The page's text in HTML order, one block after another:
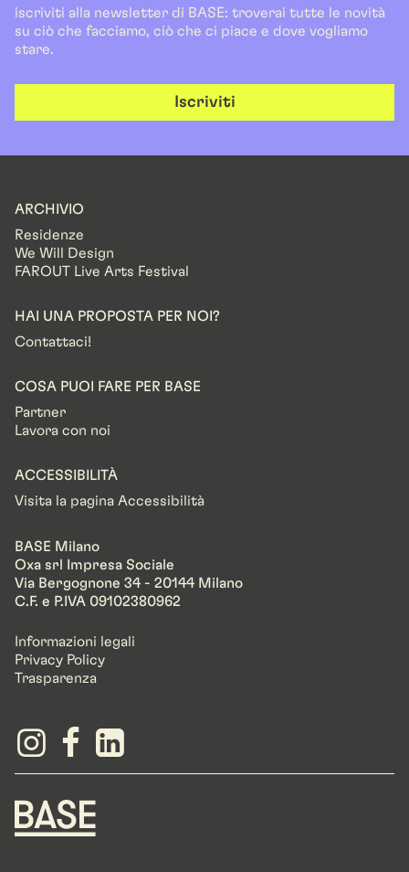
iscriviti alla newsletter di BASE: troverai tutte le novità
su ciò che facciamo, ciò che ci piace e dove vogliamo
stare.
Iscriviti
ARCHIVIO
Residenze
We Will Design
FAROUT Live Arts Festival
HAI UNA PROPOSTA PER NOI?
Contattaci!
COSA PUOI FARE PER BASE
Partner
Lavora con noi
ACCESSIBILITÀ
Visita la pagina Accessibilità
BASE Milano
Oxa srl Impresa Sociale
Via Bergognone 34 - 20144 Milano
C.F. e P.IVA 09102380962
Informazioni legali
Privacy Policy
Trasparenza